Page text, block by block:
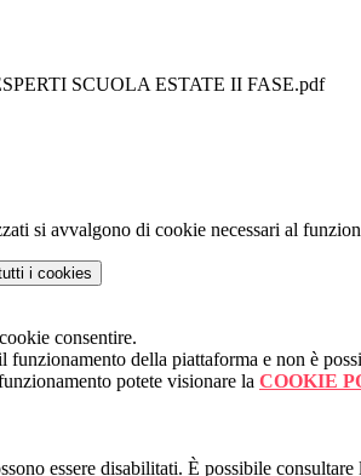
SCUOLA ESTATE II FASE.pdf
si avvalgono di cookie necessari al
i cookies
consentire.
funzionamento della piattaforma e non è
potete visionare la COOKIE
essere disabilitati. È possibile